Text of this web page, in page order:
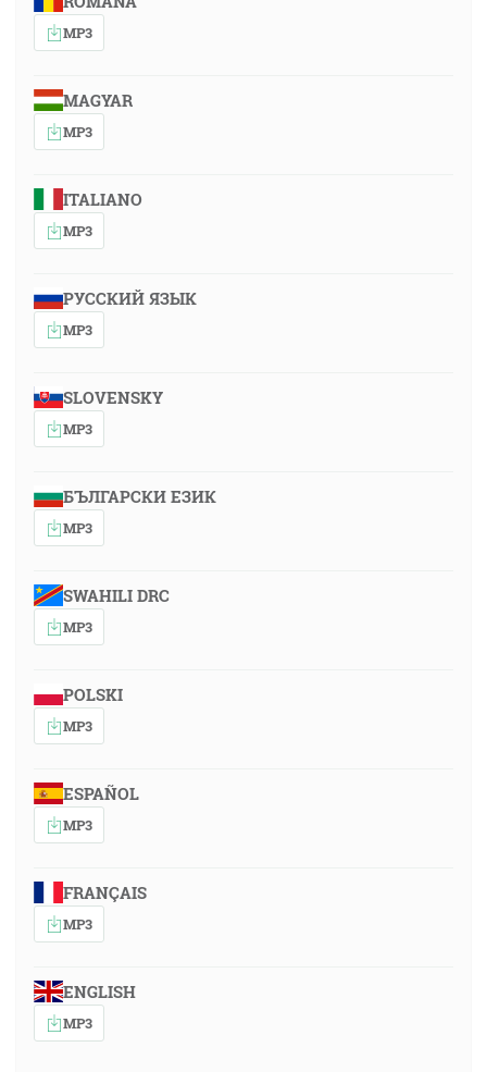
MP3
MAGYAR
MP3
ITALIANO
MP3
РУССКИЙ ЯЗЫК
MP3
SLOVENSKY
MP3
БЪЛГАРСКИ ЕЗИК
MP3
SWAHILI DRC
MP3
POLSKI
MP3
ESPAÑOL
MP3
FRANÇAIS
MP3
ENGLISH
MP3